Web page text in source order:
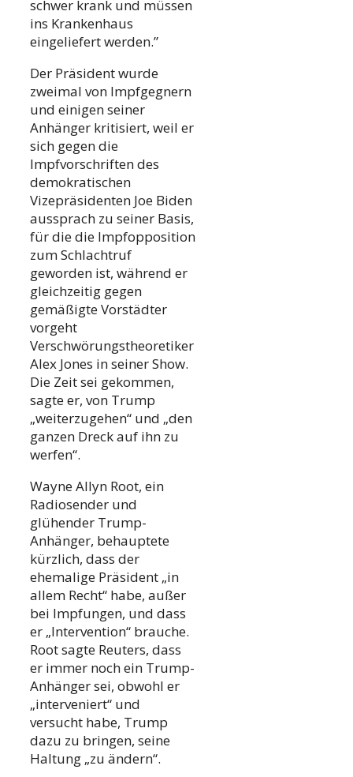
schwer krank und müssen
ins Krankenhaus
eingeliefert werden.”
Der Präsident wurde
zweimal von Impfgegnern
und einigen seiner
Anhänger kritisiert, weil er
sich gegen die
Impfvorschriften des
demokratischen
Vizepräsidenten Joe Biden
aussprach zu seiner Basis,
für die die Impfopposition
zum Schlachtruf
geworden ist, während er
gleichzeitig gegen
gemäßigte Vorstädter
vorgeht
Verschwörungstheoretiker
Alex Jones in seiner Show.
Die Zeit sei gekommen,
sagte er, von Trump
„weiterzugehen“ und „den
ganzen Dreck auf ihn zu
werfen“.
Wayne Allyn Root, ein
Radiosender und
glühender Trump-
Anhänger, behauptete
kürzlich, dass der
ehemalige Präsident „in
allem Recht“ habe, außer
bei Impfungen, und dass
er „Intervention“ brauche.
Root sagte Reuters, dass
er immer noch ein Trump-
Anhänger sei, obwohl er
„interveniert“ und
versucht habe, Trump
dazu zu bringen, seine
Haltung „zu ändern“.